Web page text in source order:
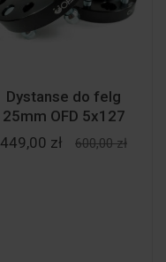
Dystanse do felg
25mm OFD 5x127
449,00 zł
600,00 zł